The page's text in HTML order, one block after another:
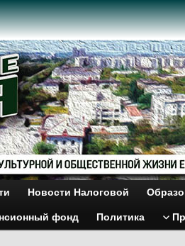
Новости Налоговой
фонд Политика